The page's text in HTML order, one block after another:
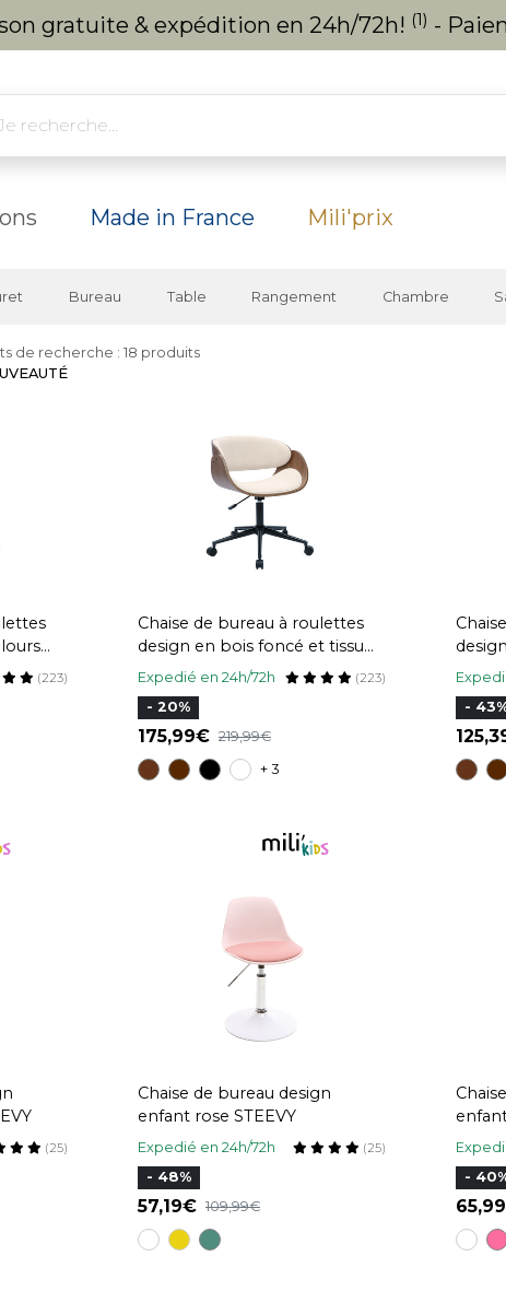
gratuite & expédition en 24h/72h! (1) -
Made in France Mili'prix
Bureau Table Rangement Chambre
de recherche : 18 produits
et acier
(223)
Chaise de bureau à roulettes
design en bois foncé et tissu
effet velours texturé beige
BENT
Expedié en 24h/72h (223)
- 20%
175,99 219,99
+ 3
acier
-
(25)
Chaise de bureau design
enfant rose STEEVY
Expedié en 24h/72h (25)
- 48%
57,19 109,99
-